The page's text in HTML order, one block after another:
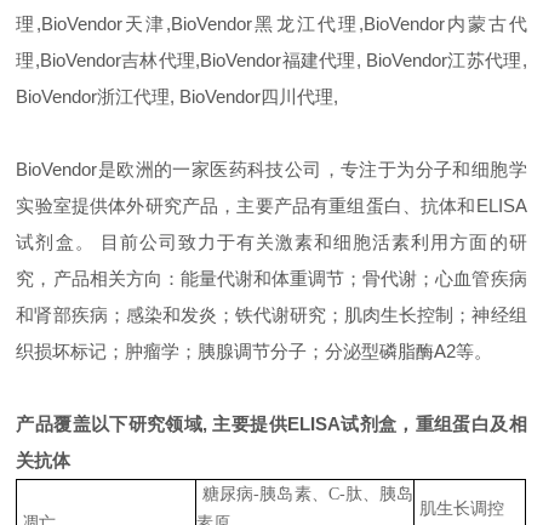
理,BioVendor天津,BioVendor黑龙江代理,BioVendor内蒙古代
理,BioVendor吉林代理,BioVendor福建代理, BioVendor江苏代理,
BioVendor浙江代理, BioVendor四川代理,
BioVendor是欧洲的一家医药科技公司，专注于为分子和细胞学
实验室提供体外研究产品，主要产品有重组蛋白、抗体和ELISA
试剂盒。 目前公司致力于有关激素和细胞活素利用方面的研
究，产品相关方向：能量代谢和体重调节；骨代谢；心血管疾病
和肾部疾病 ；感染和发炎；铁代谢研究；肌肉生长控制；神经组
织损坏标记；肿瘤学；胰腺调节分子；分泌型磷脂酶A2等。
产品覆盖以下研究领域, 主要提供ELISA试剂盒，重组蛋白及相
关抗体
糖尿病-胰岛素、C-肽、胰岛
肌生长调控